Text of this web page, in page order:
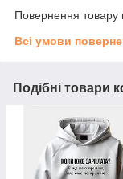
Повернення товару
Всі умови
Подібні товари